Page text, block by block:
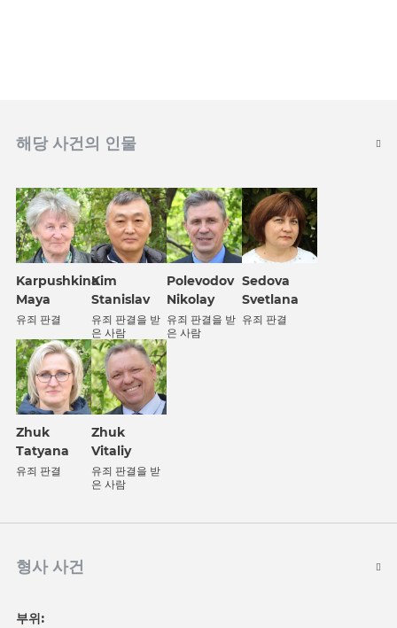
해당 사건의 인물
Karpushkina
Maya
유죄 판결
Kim
Stanislav
유죄 판결을 받
은 사람
Polevodov
Nikolay
유죄 판결을 받
은 사람
Sedova
Svetlana
유죄 판결
Zhuk
Tatyana
유죄 판결
Zhuk
Vitaliy
유죄 판결을 받
은 사람
형사 사건
부위: